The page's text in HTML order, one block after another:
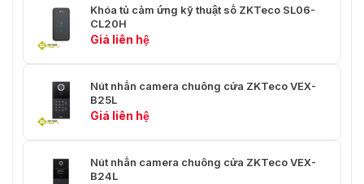
Chỉ Số /
Với gói: 625 g
Cấp Độ Bảo Vệ
đến 131° F)
Khóa tủ cảm ứng kỹ thuật số ZKTeco SL06-
CL20H
Giá liên hệ
Nút nhấn camera chuông cửa ZKTeco VEX-
B25L
Giá liên hệ
Nút nhấn camera chuông cửa ZKTeco VEX-
B24L